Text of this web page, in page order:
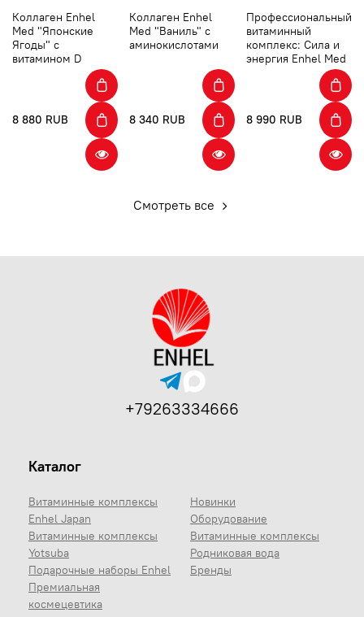
Коллаген Enhel
Med "Японские
Ягоды" с
витамином D
8 880 RUB
Коллаген Enhel
Med "Ваниль" с
аминокислотами
8 340 RUB
Профессиональный
витаминный
комплекс: Сила и
энергия Enhel Med
8 990 RUB
Смотреть все
Каталог
Витаминные комплексы
Enhel Japan
Витаминные комплексы
Yotsuba
Подарочные наборы Enhel
Премиальная
космецевтика
Новинки
Оборудование
Витаминные комплексы
Родниковая вода
Бренды
+79263334666